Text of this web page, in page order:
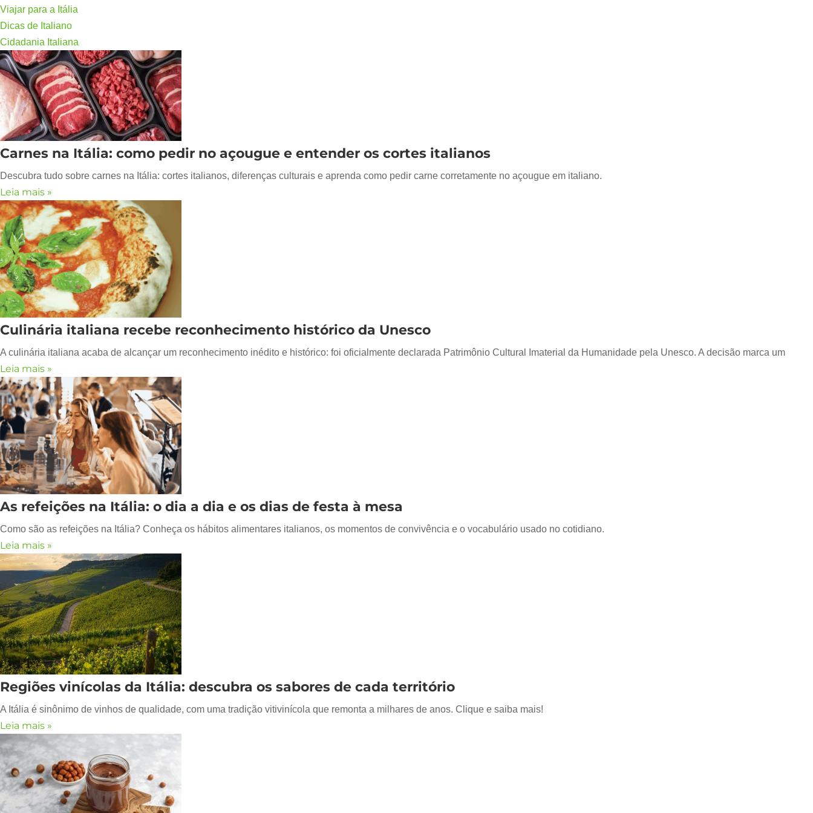
Viajar para a Itália
Dicas de Italiano
Cidadania Italiana
Carnes na Itália: como pedir no açougue e entender os cortes italianos
Descubra tudo sobre carnes na Itália: cortes italianos, diferenças culturais e aprenda como pedir carne corretamente no açougue em italiano.
Leia mais »
Culinária italiana recebe reconhecimento histórico da Unesco
A culinária italiana acaba de alcançar um reconhecimento inédito e histórico: foi oficialmente declarada Patrimônio Cultural Imaterial da Humanidade pela Unesco. A decisão marca um
Leia mais »
As refeições na Itália: o dia a dia e os dias de festa à mesa
Como são as refeições na Itália? Conheça os hábitos alimentares italianos, os momentos de convivência e o vocabulário usado no cotidiano.
Leia mais »
Regiões vinícolas da Itália: descubra os sabores de cada território
A Itália é sinônimo de vinhos de qualidade, com uma tradição vitivinícola que remonta a milhares de anos. Clique e saiba mais!
Leia mais »